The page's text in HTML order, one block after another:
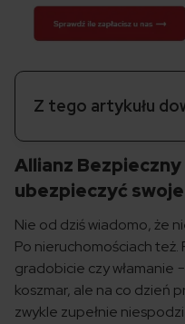
Z tego artykułu
Allianz
ubezpieczyć
Nie od dziś wiadomo, że
Po nieruchomościach też.
gradobicie czy włamanie
koszmar, ale na co dzień
zwykle zupełnie